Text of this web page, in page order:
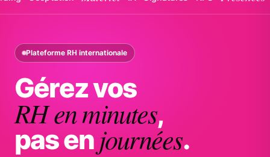
Plateforme RH internationale
Gérez vos
RH en minutes,
pas enjournées.